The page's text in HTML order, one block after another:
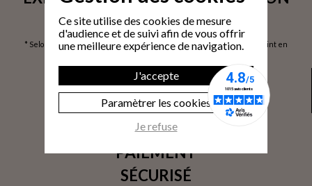
Ce site utilise des cookies de mesure
d'audience et de suivi afin de vous offrir
une meilleure expérience de navigation.
J'accepte
Paramètrer les cookies
Je refuse
SOUS 3 À 6 JOURS OUVRÉS*
* Selon volume de commande / via prise de rendez-vous / Livraison 1 point en
France Métropolitaine / hors Corse et îles, sur devis
PAIEMENT
SÉCURISÉ